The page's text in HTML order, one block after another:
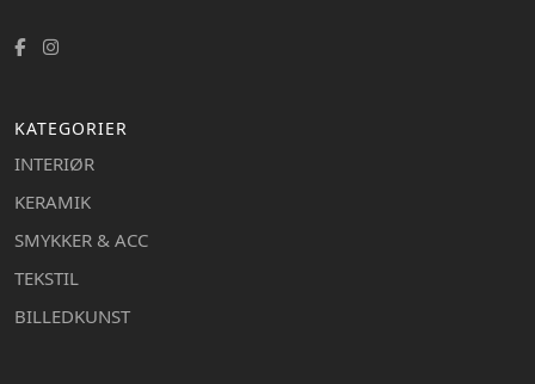
KATEGORIER
INTERIØR
KERAMIK
SMYKKER & ACC
TEKSTIL
BILLEDKUNST